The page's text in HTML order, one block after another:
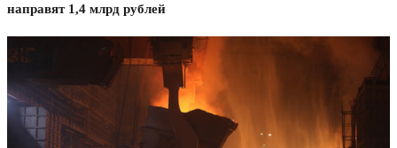
направят 1,4 млрд рублей